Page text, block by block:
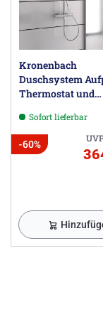
Kronenbach
Duschsystem
Thermostat und
rundSofort lieferbar
-60%